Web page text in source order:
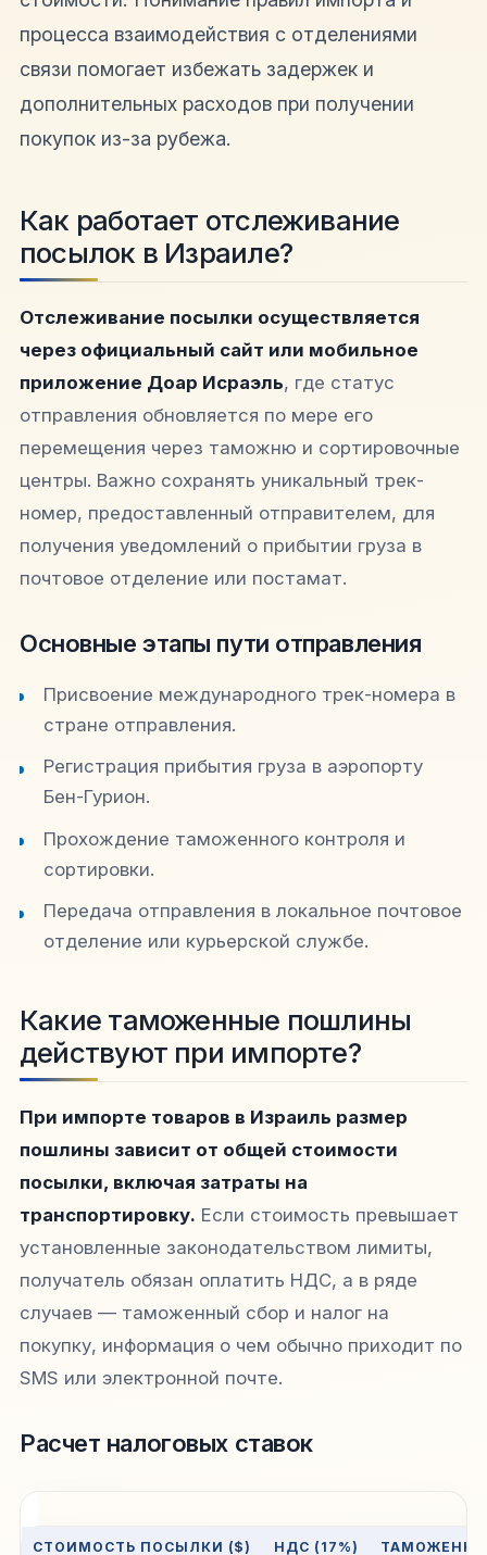
процесса взаимодействия с отделениями
связи помогает избежать задержек и
дополнительных расходов при получении
покупок из-за рубежа.
Как работает отслеживание
посылок в Израиле?
Отслеживание посылки осуществляется
через официальный сайт или мобильное
приложение Доар Исраэль, где статус
отправления обновляется по мере его
перемещения через таможню и сортировочные
центры. Важно сохранять уникальный трек-
номер, предоставленный отправителем, для
получения уведомлений о прибытии груза в
почтовое отделение или постамат.
Основные этапы пути отправления
Присвоение международного трек-номера в
стране отправления.
Регистрация прибытия груза в аэропорту
Бен-Гурион.
Прохождение таможенного контроля и
сортировки.
Передача отправления в локальное почтовое
отделение или курьерской службе.
Какие таможенные пошлины
действуют при импорте?
При импорте товаров в Израиль размер
пошлины зависит от общей стоимости
посылки, включая затраты на
транспортировку. Если стоимость превышает
установленные законодательством лимиты,
получатель обязан оплатить НДС, а в ряде
случаев — таможенный сбор и налог на
покупку, информация о чем обычно приходит по
SMS или электронной почте.
Расчет налоговых ставок
СТОИМОСТЬ ПОСЫЛКИ ($) НДС (17%)